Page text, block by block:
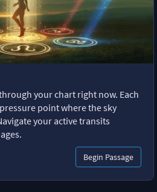
your chart right now. Each
point where the sky
your active transits
Begin Passage